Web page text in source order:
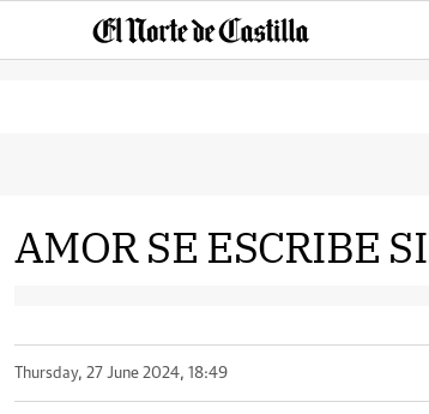
AMOR SE ESCRIBE
Thursday, 27 June 2024, 18:49